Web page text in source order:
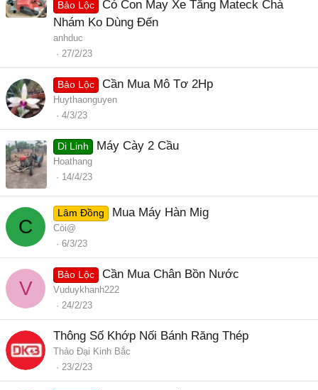
Bảo Lộc
Có Con May Xe Tăng Mateck Chà
Nhám Ko Dùng Đến
anhduc
27/2/23
Bảo Lộc Cần Mua Mô Tơ 2Hp
Huythaonguyen
4/3/23
Di Linh Máy Cày 2 Cầu
Hoathang
14/4/23
C
Lâm Đồng Mua Máy Hàn Mig
Còi@
6/3/23
V
Bảo Lộc Cần Mua Chân Bồn Nước
Vuduykhanh222
24/2/23
Thông Số Khớp Nối Bánh Răng Thép
Thảo Đại Kinh Bắc
23/2/23